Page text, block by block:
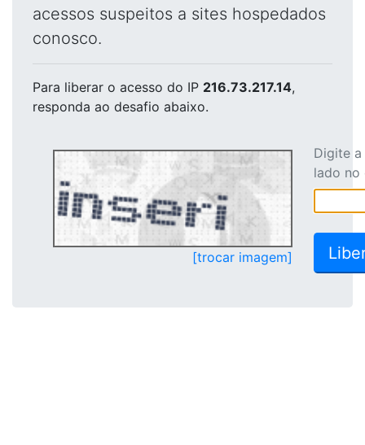
acessos suspeitos a sites hospedados
conosco.
Para liberar o acesso do IP 216.73.217.14,
responda ao desafio abaixo.
[trocar imagem]
Digite
lado no